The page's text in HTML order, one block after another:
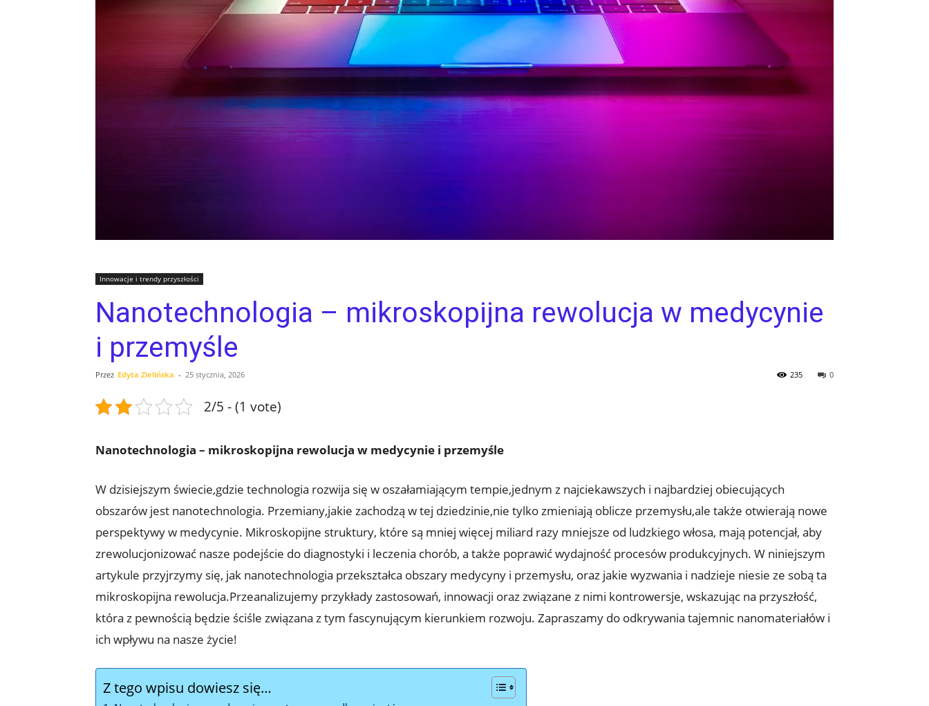
Innowacje i trendy przyszłości
Nanotechnologia – mikroskopijna rewolucja w medycynie
i przemyśle
Przez Edyta Zielińska - 25 stycznia, 2026 0
235
2/5 - (1 vote)
Nanotechnologia – mikroskopijna rewolucja w medycynie i przemyśle
W dzisiejszym świecie,gdzie technologia rozwija się w oszałamiającym tempie,jednym z najciekawszych i najbardziej obiecujących
obszarów jest nanotechnologia. Przemiany,jakie zachodzą w tej dziedzinie,nie tylko zmieniają oblicze przemysłu,ale także otwierają nowe
perspektywy w medycynie. Mikroskopijne struktury, które są mniej więcej miliard razy mniejsze od ludzkiego włosa, mają potencjał, aby
zrewolucjonizować nasze podejście do diagnostyki i leczenia chorób, a także poprawić wydajność procesów produkcyjnych. W niniejszym
artykule przyjrzymy się, jak nanotechnologia przekształca obszary medycyny i przemysłu, oraz jakie wyzwania i nadzieje niesie ze sobą ta
mikroskopijna rewolucja.Przeanalizujemy przykłady zastosowań, innowacji oraz związane z nimi kontrowersje, wskazując na przyszłość,
która z pewnością będzie ściśle związana z tym fascynującym kierunkiem rozwoju. Zapraszamy do odkrywania tajemnic nanomateriałów i
ich wpływu na nasze życie!
Z tego wpisu dowiesz się…